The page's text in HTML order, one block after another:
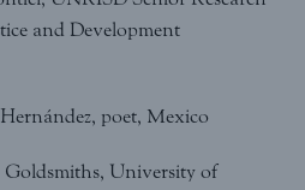
and Development
poet, Mexico
Goldsmiths, University of